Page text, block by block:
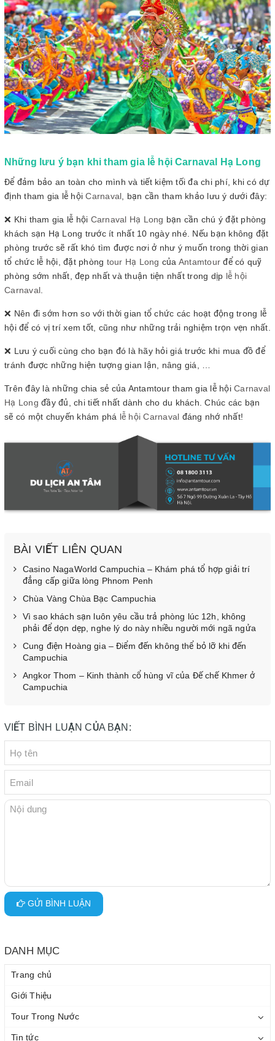
Những lưu ý bạn khi tham gia lễ hội Carnaval Hạ Long
Để đảm bảo an toàn cho mình và tiết kiệm tối đa chi phí, khi có dự
định tham gia lễ hộiCarnaval , bạn cần tham khảo lưu ý dưới đây:
❌ Khi tham gia lễ hội Carnaval Hạ Long bạn cần chú ý đặt phòng
khách sạn Hạ Long trước ít nhất 10 ngày nhé. Nếu bạn không đặt
phòng trước sẽ rất khó tìm được nơi ở như ý muốn trong thời gian
tổ chức lễ hội, đặt phòng tour Hạ Long của Antamtour để có quỹ
phòng sớm nhất, đẹp nhất và thuận tiện nhất trong dịp lễ hội
Carnaval
❌ Nên đi sớm hơn so với thời gian tổ chức các hoạt động trong lễ
hội để có vị trí xem tốt, cũng như những trải nghiệm trọn vẹn nhất.
❌ Lưu ý cuối cùng cho bạn đó là hãy hỏi giá trước khi mua đồ để
tránh được những hiện tượng gian lận, nâng giá, …
Trên đây là những chia sẻ của Antamtour tham gia lễ hội Carnaval
Hạ Long đầy đủ, chi tiết nhất dành cho du khách. Chúc các bạn
sẽ có một chuyến khám phá lễ hội Carnaval đáng nhớ nhất!
BÀI VIẾT LIÊN QUAN
Casino NagaWorld Campuchia – Khám phá tổ hợp giải trí
đẳng cấp giữa lòng Phnom Penh
Chùa Vàng Chùa Bạc Campuchia
Vì sao khách sạn luôn yêu cầu trả phòng lúc 12h, không
phải để dọn dẹp, nghe lý do này nhiều người mới ngã ngửa
Cung điện Hoàng gia – Điểm đến không thể bỏ lỡ khi đến
Campuchia
Angkor Thom – Kinh thành cổ hùng vĩ của Đế chế Khmer ở
Campuchia
VIẾT BÌNH LUẬN CỦA BẠN:
GỬI BÌNH LUẬN
DANH MỤC
Trang chủ
Giới Thiệu
Tour Trong Nước
Tin tức